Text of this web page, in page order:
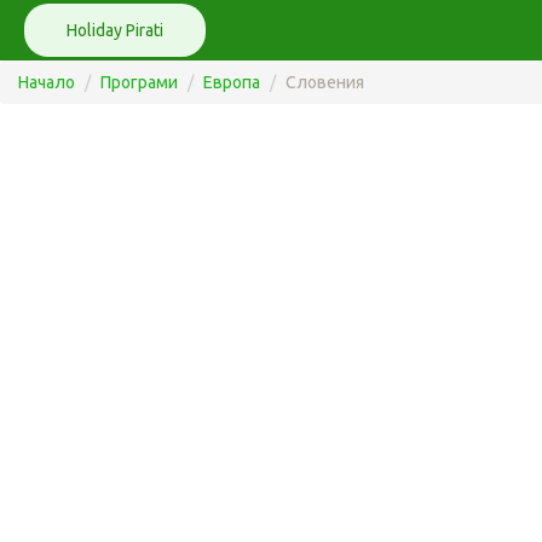
Holiday Pirati
Начало Програми Европа Словения